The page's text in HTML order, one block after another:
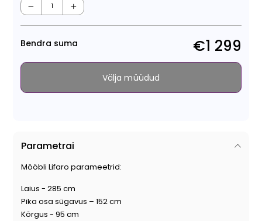
− +
Bendra suma €1 299
Välja müüdud
Parametrai
Mööbli Lifaro parameetrid:
Laius - 285 cm
Pika osa sügavus – 152 cm
Kõrgus - 95 cm